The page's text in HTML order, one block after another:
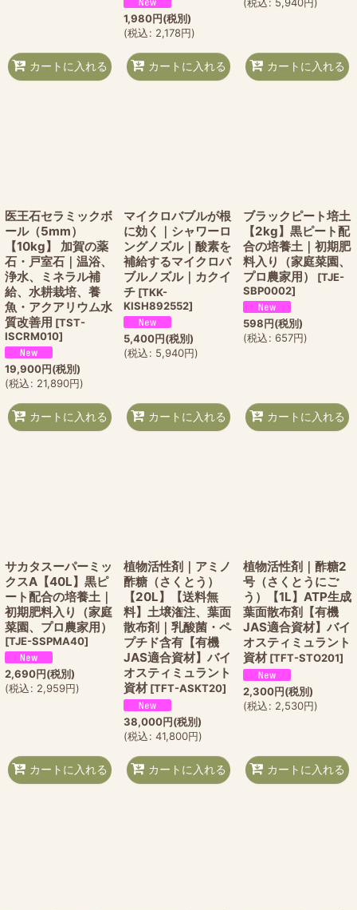
カートに入れる
1,980円(税別)
(税込: 2,178円)
カートに入れる カートに入れる
医王石セラミックボ
ール（5mm）
【10kg】 加賀の薬
石・戸室石｜温浴、
浄水、ミネラル補
給、水耕栽培、養
魚・アクアリウム水
質改善用 [TST-
ISCRM010]
19,900円(税別)
(税込: 21,890円)
カートに入れる
マイクロバブルが根
に効く｜シャワーロ
ングノズル｜酸素を
補給するマイクロバ
ブルノズル｜カクイ
チ [TKK-
KISH892552]
5,400円(税別)
(税込: 5,940円)
カートに入れる
ブラックピート培土
【2kg】黒ピート配
合の培養土｜初期肥
料入り（家庭菜園、
プロ農家用）
[TJE-
SBP0002]
598円(税別)
(税込: 657円)
カートに入れる
サカタスーパーミッ
クスA【40L】黒ピ
ート配合の培養土｜
初期肥料入り（家庭
菜園、プロ農家用）
[TJE-SSPMA40]
2,690円(税別)
(税込: 2,959円)
カートに入れる
植物活性剤｜アミノ
酢糖（さくとう）
【20L】【送料無
料】土壌潅注、葉面
散布剤｜乳酸菌・ペ
プチド含有【有機
JAS適合資材】バイ
オスティミュラント
資材 [TFT-ASKT20]
38,000円(税別)
(税込: 41,800円)
カートに入れる
植物活性剤｜酢糖2
号（さくとうにご
う）【1L】ATP生成
葉面散布剤【有機
JAS適合資材】バイ
オスティミュラント
資材 [TFT-STO201]
2,300円(税別)
(税込: 2,530円)
カートに入れる